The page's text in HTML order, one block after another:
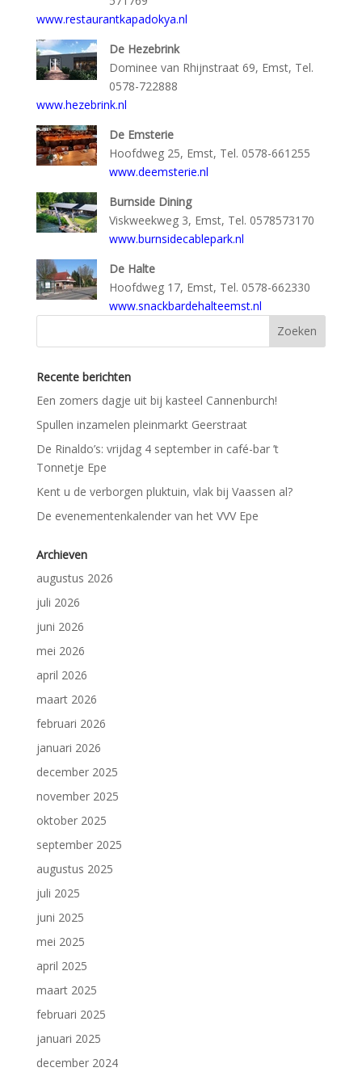
www.restaurantkapadokya.nl
De Hezebrink
Dominee van Rhijnstraat 69, Emst, Tel.
0578-722888
www.hezebrink.nl
De Emsterie
Hoofdweg 25, Emst, Tel. 0578-661255
www.deemsterie.nl
Burnside Dining
Viskweekweg 3, Emst, Tel. 0578573170
www.burnsidecablepark.nl
De Halte
Hoofdweg 17, Emst, Tel. 0578-662330
www.snackbardehalteemst.nl
Recente berichten
Een zomers dagje uit bij kasteel Cannenburch!
Spullen inzamelen pleinmarkt Geerstraat
De Rinaldo’s: vrijdag 4 september in café-bar ’t
Tonnetje Epe
Kent u de verborgen pluktuin, vlak bij Vaassen al?
De evenementenkalender van het VVV Epe
Archieven
augustus 2026
juli 2026
juni 2026
mei 2026
april 2026
maart 2026
februari 2026
januari 2026
december 2025
november 2025
oktober 2025
september 2025
augustus 2025
juli 2025
juni 2025
mei 2025
april 2025
maart 2025
februari 2025
januari 2025
december 2024